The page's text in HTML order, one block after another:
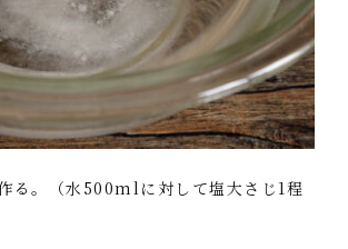
る。（水500mlに対して塩大さじ1程